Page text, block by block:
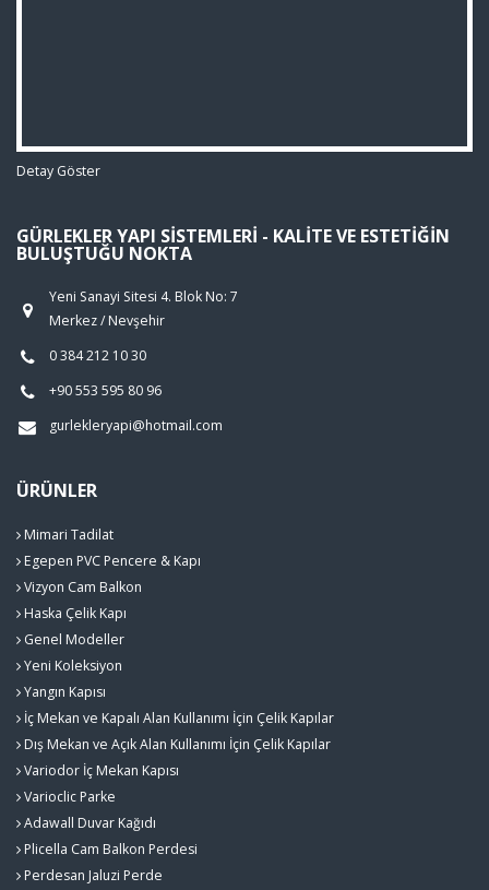
Detay Göster
GÜRLEKLER YAPI SISTEMLERI - KALITE VE ESTETIĞIN
BULUŞTUĞU NOKTA
Yeni Sanayi Sitesi 4. Blok No: 7
Merkez / Nevşehir
0 384 212 10 30
+90 553 595 80 96
gurlekleryapi@hotmail.com
ÜRÜNLER
Mimari Tadilat
Egepen PVC Pencere & Kapı
Vizyon Cam Balkon
Haska Çelik Kapı
Genel Modeller
Yeni Koleksiyon
Yangın Kapısı
İç Mekan ve Kapalı Alan Kullanımı İçin Çelik Kapılar
Dış Mekan ve Açık Alan Kullanımı İçin Çelik Kapılar
Variodor İç Mekan Kapısı
Varioclic Parke
Adawall Duvar Kağıdı
Plicella Cam Balkon Perdesi
Perdesan Jaluzi Perde